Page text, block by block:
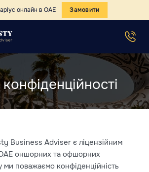
онлайн в ОАЕ Замовити
Business Adviser є ліцензійним
оншорних та офшорних
ми поважаємо конфіденційність